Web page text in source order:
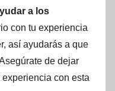
a los
con tu experiencia
así ayudarás a que
de dejar
con esta